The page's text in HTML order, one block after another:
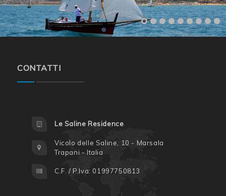
CONTATTI
Le Saline Residence
Vicolo delle Saline, 10 - Marsala
Trapani - Italia
C.F. / P.Iva: 01997750813